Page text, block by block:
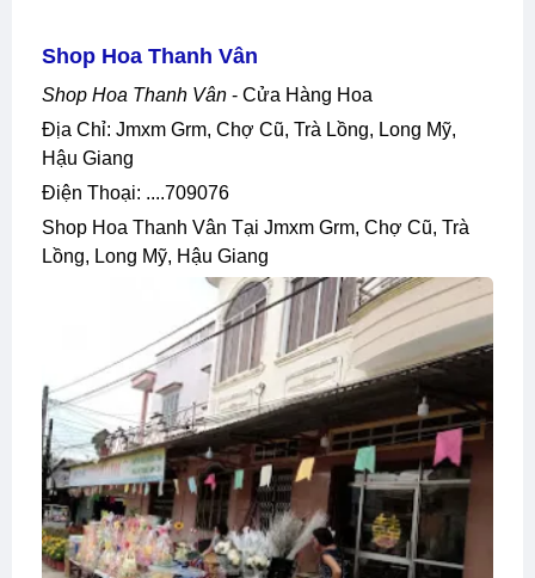
Shop Hoa Thanh Vân
Shop Hoa Thanh Vân - Cửa Hàng Hoa
Địa Chỉ: Jmxm Grm, Chợ Cũ, Trà Lồng, Long Mỹ,
Hậu Giang
Điện Thoại: ....709076
Shop Hoa Thanh Vân Tại Jmxm Grm, Chợ Cũ, Trà
Lồng, Long Mỹ, Hậu Giang